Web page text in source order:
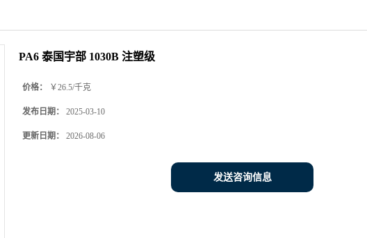
PA6 泰国宇部 1030B 注塑级
价格： ￥26.5/千克
发布日期： 2025-03-10
更新日期： 2026-08-06
发送咨询信息